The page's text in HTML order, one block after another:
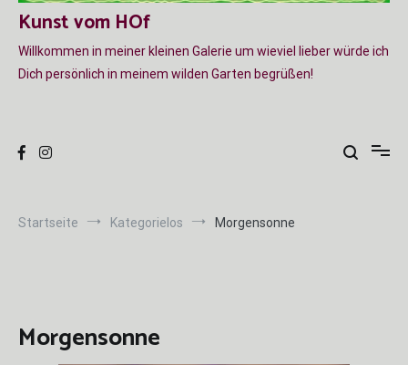
Kunst vom HOf
Willkommen in meiner kleinen Galerie um wieviel lieber würde ich
Dich persönlich in meinem wilden Garten begrüßen!
Startseite Kategorielos Morgensonne
Morgensonne